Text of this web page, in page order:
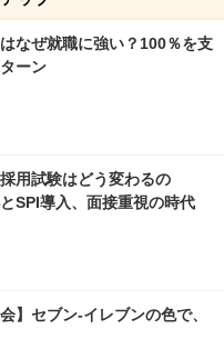
なぜ就職に強い？100％を支
ーン
用試験はどう変わるの
SPI導入、面接重視の時代
】セブン‐イレブンの色で、